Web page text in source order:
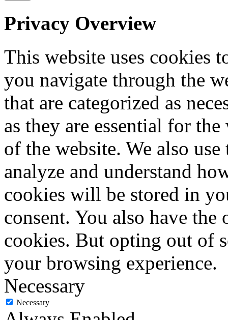
Privacy Overview
This website uses cookies
you navigate through the
that are categorized as
as they are essential for
of the website. We also
analyze and understand
cookies will be stored in
consent. You also have
cookies. But opting out of
your browsing experience.
Necessary
Necessary